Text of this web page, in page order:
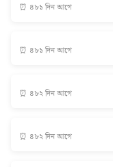
⏰ ৪৮১ দিন আগে
⏰ ৪৮১ দিন আগে
⏰ ৪৮২ দিন আগে
⏰ ৪৮২ দিন আগে